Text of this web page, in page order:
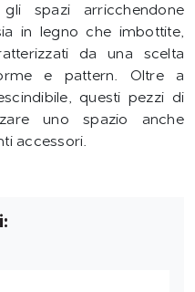
spazi arricchendone
in legno che imbottite,
da una scelta
e pattern. Oltre a
questi pezzi di
uno spazio anche
accessori.